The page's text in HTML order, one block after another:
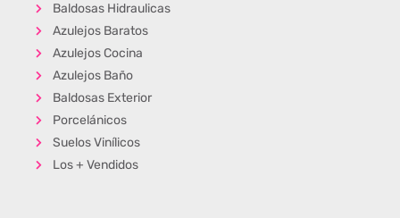
Baldosas Hidraulicas
Azulejos Baratos
Azulejos Cocina
Azulejos Baño
Baldosas Exterior
Porcelánicos
Suelos Vinílicos
Los + Vendidos